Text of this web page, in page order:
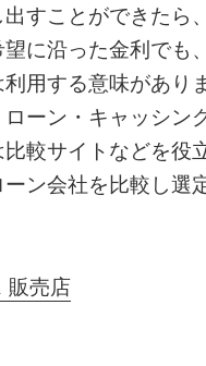
すことができたら
に沿った金利でも
用する意味があり
ーン・キャッシン
較サイトなどを役
ン会社を比較し選
販売店